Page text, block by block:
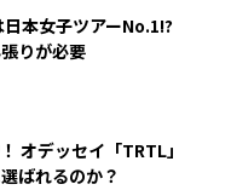
本女子ツアーNo.1!?
りが必要
オデッセイ「TRTL」
ばれるのか？